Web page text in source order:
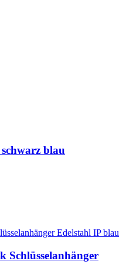
blau
Schlüsselanhänger